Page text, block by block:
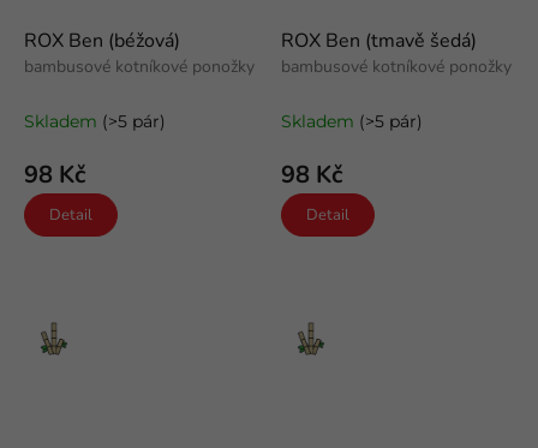
ROX Ben (béžová)
bambusové kotníkové ponožky
Skladem (>5 pár)
98 Kč
Detail
ROX Ben (tmavě šedá)
bambusové kotníkové ponožky
Skladem (>5 pár)
98 Kč
Detail
Bambus Bambus